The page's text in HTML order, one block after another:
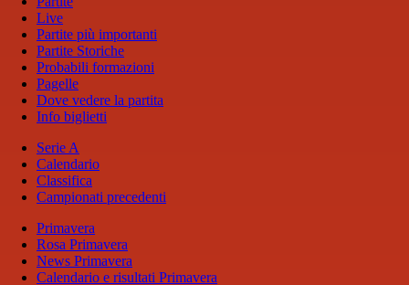
Live
Partite più importanti
Partite Storiche
Probabili formazioni
Pagelle
Dove vedere la partita
Info biglietti
Serie A
Calendario
Classifica
Campionati precedenti
Primavera
Rosa Primavera
News Primavera
Calendario e risultati Primavera